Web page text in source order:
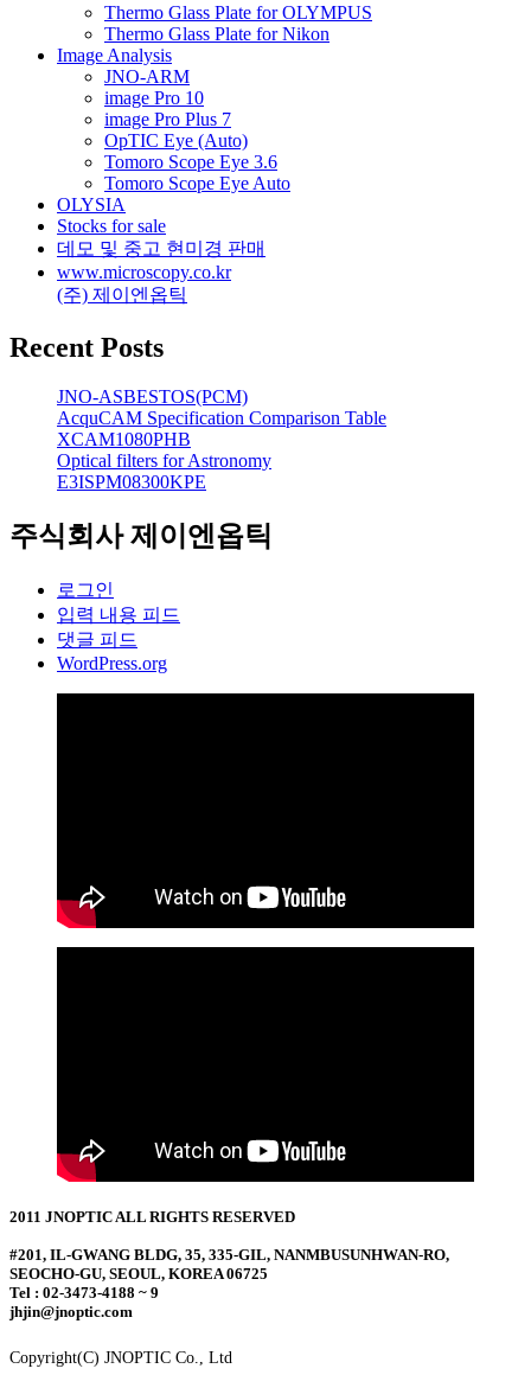
Thermo Glass Plate for OLYMPUS
Thermo Glass Plate for Nikon
Image Analysis
JNO-ARM
image Pro 10
image Pro Plus 7
OpTIC Eye (Auto)
Tomoro Scope Eye 3.6
Tomoro Scope Eye Auto
OLYSIA
Stocks for sale
데모 및 중고 현미경 판매
www.microscopy.co.kr
(주) 제이엔옵틱
Recent Posts
JNO-ASBESTOS(PCM)
AcquCAM Specification Comparison Table
XCAM1080PHB
Optical filters for Astronomy
E3ISPM08300KPE
주식회사 제이엔옵틱
로그인
입력 내용 피드
댓글 피드
WordPress.org
2011 JNOPTIC ALL RIGHTS RESERVED
#201, IL-GWANG BLDG, 35, 335-GIL, NANMBUSUNHWAN-RO,
SEOCHO-GU, SEOUL, KOREA 06725
Tel : 02-3473-4188 ~ 9
jhjin@jnoptic.com